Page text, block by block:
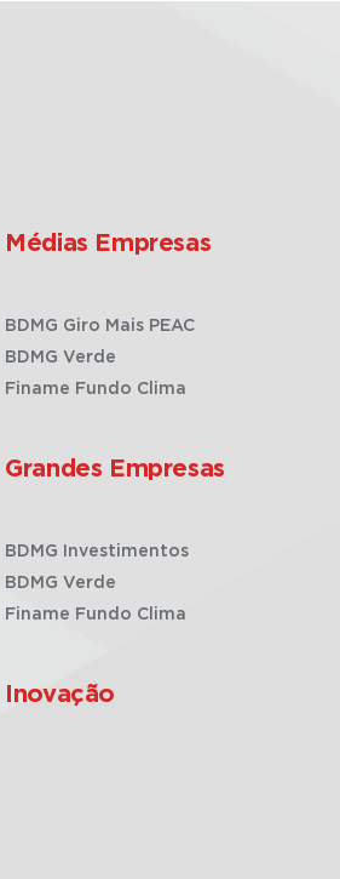
Médias Empresas
BDMG Giro Mais PEAC
BDMG Verde
Finame Fundo Clima
Grandes Empresas
BDMG Investimentos
BDMG Verde
Finame Fundo Clima
Inovação